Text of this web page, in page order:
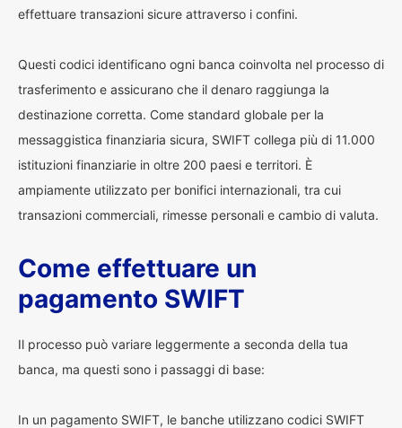
effettuare transazioni sicure attraverso i confini.
Questi codici identificano ogni banca coinvolta nel processo di
trasferimento e assicurano che il denaro raggiunga la
destinazione corretta. Come standard globale per la
messaggistica finanziaria sicura, SWIFT collega più di 11.000
istituzioni finanziarie in oltre 200 paesi e territori. È
ampiamente utilizzato per bonifici internazionali, tra cui
transazioni commerciali, rimesse personali e cambio di valuta.
Come effettuare un
pagamento SWIFT
Il processo può variare leggermente a seconda della tua
banca, ma questi sono i passaggi di base:
In un pagamento SWIFT, le banche utilizzano codici SWIFT